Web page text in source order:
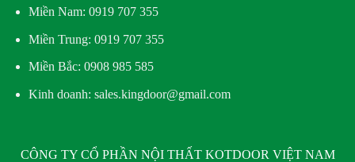
Miền Nam: 0919 707 355
Miền Trung: 0919 707 355
Miền Bắc: 0908 985 585
Kinh doanh: sales.kingdoor@gmail.com
CÔNG TY CỔ PHẦN NỘI THẤT KOTDOOR VIỆT NAM